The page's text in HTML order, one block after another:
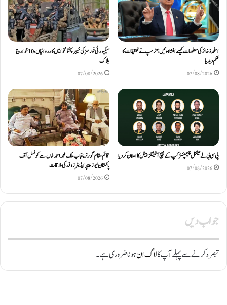
اسلحہ ذخائر کی معلومات کیسے افشا ہوئیں؟ ٹرمپ نے تحقیقات کا
حکم دیدیا
07/08/2026
سیکیورٹی فورسز کی خیبرپختونخوا میں کارروائیاں، 10 خوارج
ہلاک
07/08/2026
پی سی بی نے نیشنل چیمپئنز کپ کے میچ آفیشلز پینل کا اعلان کر دیا
07/08/2026
قائم مقام گورنر پنجاب ملک محمد احمد خاں سے کونسل آف
پاکستان نیوز پیپر ایڈیٹرزوفد کی ملاقات
07/08/2026
جواب دیں
تبصرہ کرنے سے پہلے آپ کالاگ انہونا ضروری ہے۔